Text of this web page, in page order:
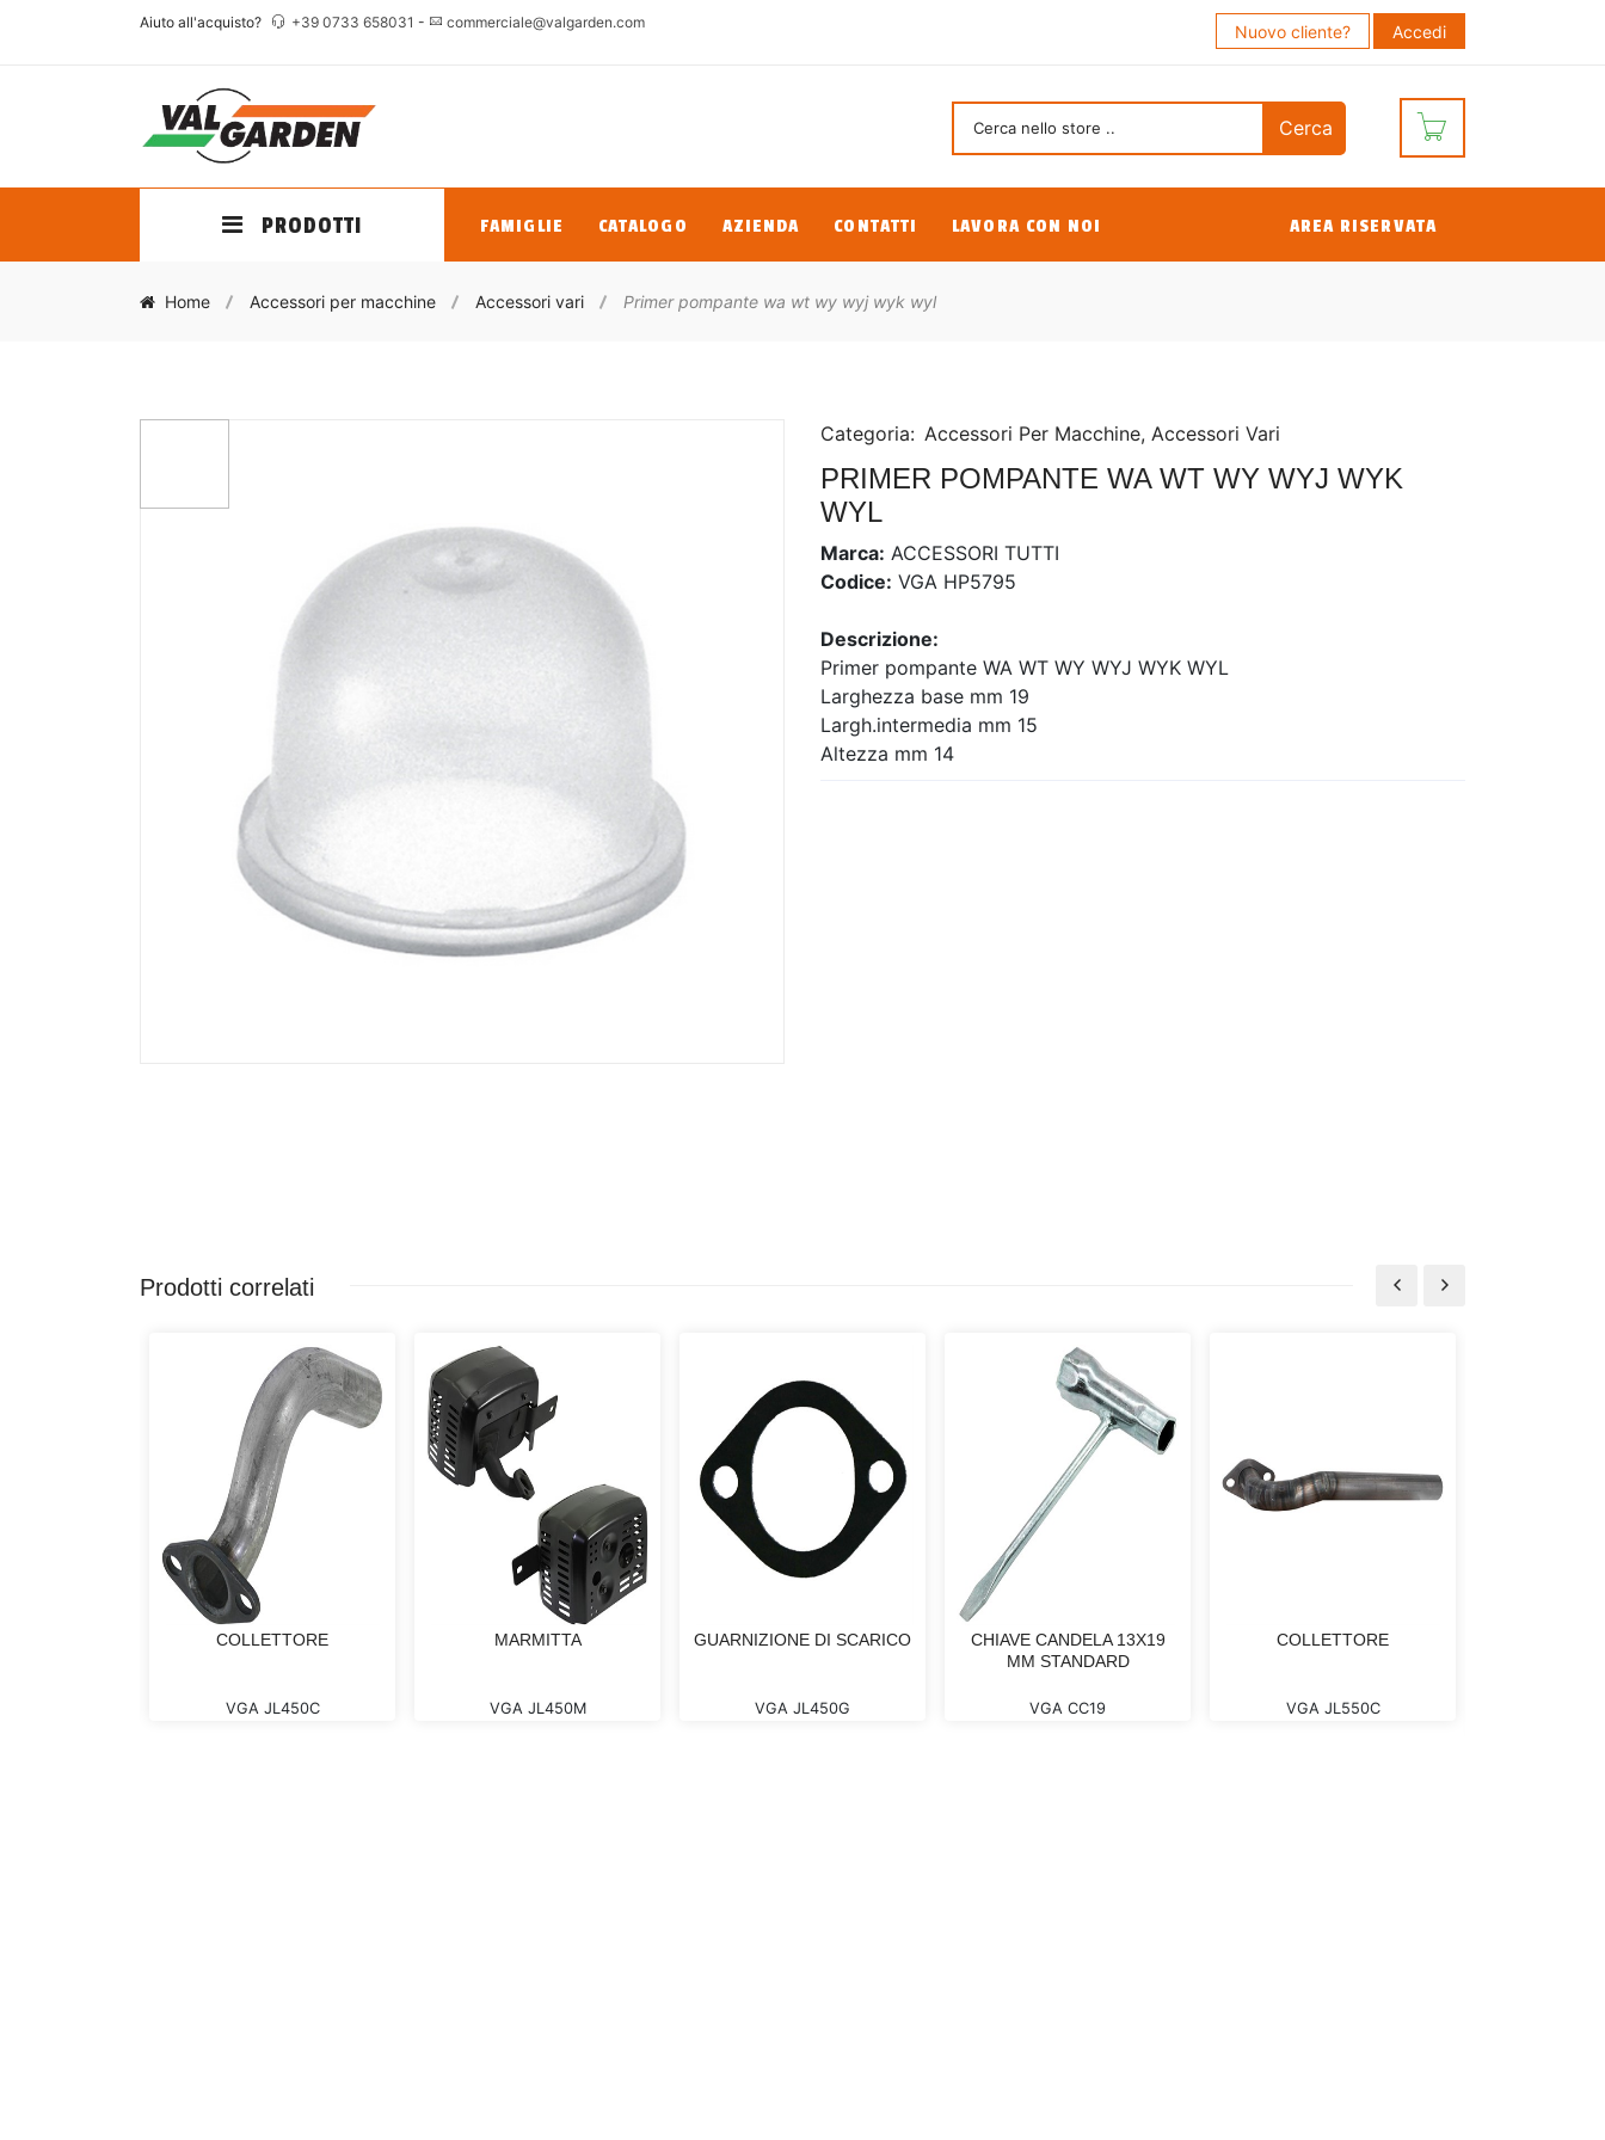
Aiuto all'acquisto? +39 0733 658031 - commerciale@valgarden.com Nuovo cliente? Accedi
PRODOTTI FAMIGLIE CATALOGO AZIENDA CONTATTI LAVORA CON NOI AREA RISERVATA
Home Accessori per macchine Accessori vari Primer pompante wa wt wy wyj wyk wyl
Categoria: Accessori Per Macchine, Accessori Vari
PRIMER POMPANTE WA WT WY WYJ WYK
WYL
Marca: ACCESSORI TUTTI
Codice: VGA HP5795
Descrizione:
Primer pompante WA WT WY WYJ WYK WYL
Larghezza base mm 19
Largh.intermedia mm 15
Altezza mm 14
Prodotti correlati
COLLETTORE
VGA JL450C
MARMITTA
VGA JL450M
GUARNIZIONE DI SCARICO
VGA JL450G
CHIAVE CANDELA 13X19
MM STANDARD
VGA CC19
COLLETTORE
VGA JL550C